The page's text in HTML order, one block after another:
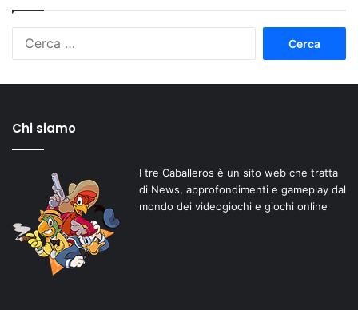
Chi siamo
I tre Caballeros è un sito web che tratta
di News, approfondimenti e gameplay dal
mondo dei videogiochi e giochi online